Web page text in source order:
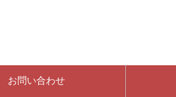
お問い合わせ